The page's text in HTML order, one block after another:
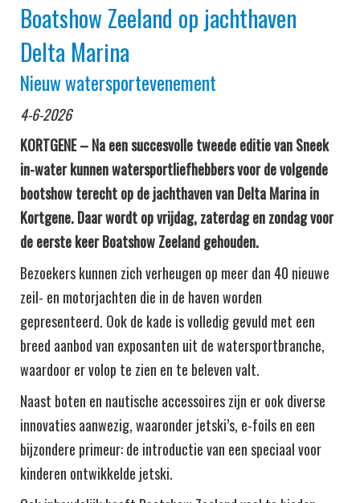
Boatshow Zeeland op jachthaven
Delta Marina
Nieuw watersportevenement
4-6-2026
KORTGENE – Na een succesvolle tweede editie van Sneek
in-water kunnen watersportliefhebbers voor de volgende
bootshow terecht op de jachthaven van Delta Marina in
Kortgene. Daar wordt op vrijdag, zaterdag en zondag voor
de eerste keer Boatshow Zeeland gehouden.
Bezoekers kunnen zich verheugen op meer dan 40 nieuwe
zeil- en motorjachten die in de haven worden
gepresenteerd. Ook de kade is volledig gevuld met een
breed aanbod van exposanten uit de watersportbranche,
waardoor er volop te zien en te beleven valt.
Naast boten en nautische accessoires zijn er ook diverse
innovaties aanwezig, waaronder jetski’s, e-foils en een
bijzondere primeur: de introductie van een speciaal voor
kinderen ontwikkelde jetski.